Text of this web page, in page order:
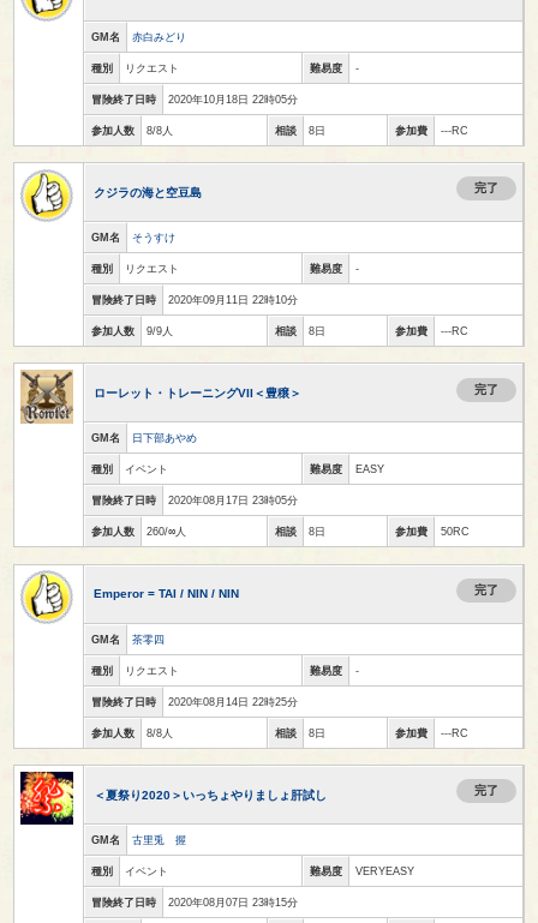
GM名 赤白みどり
種別 リクエスト 難易度 -
冒険終了日時 2020年10月18日 22時05分
参加人数 8/8人 相談 8日 参加費 ---RC
クジラの海と空豆島 完了
GM名 そうすけ
種別 リクエスト 難易度 -
冒険終了日時 2020年09月11日 22時10分
参加人数 9/9人 相談 8日 参加費 ---RC
ローレット・トレーニングVII＜豊穣＞ 完了
GM名 日下部あやめ
種別 イベント 難易度 EASY
冒険終了日時 2020年08月17日 23時05分
参加人数 260/∞人 相談 8日 参加費 50RC
Emperor = TAI / NIN / NIN 完了
GM名 茶零四
種別 リクエスト 難易度 -
冒険終了日時 2020年08月14日 22時25分
参加人数 8/8人 相談 8日 参加費 ---RC
＜夏祭り2020＞いっちょやりましょ肝試し 完了
GM名 古里兎 握
種別 イベント 難易度 VERYEASY
冒険終了日時 2020年08月07日 23時15分